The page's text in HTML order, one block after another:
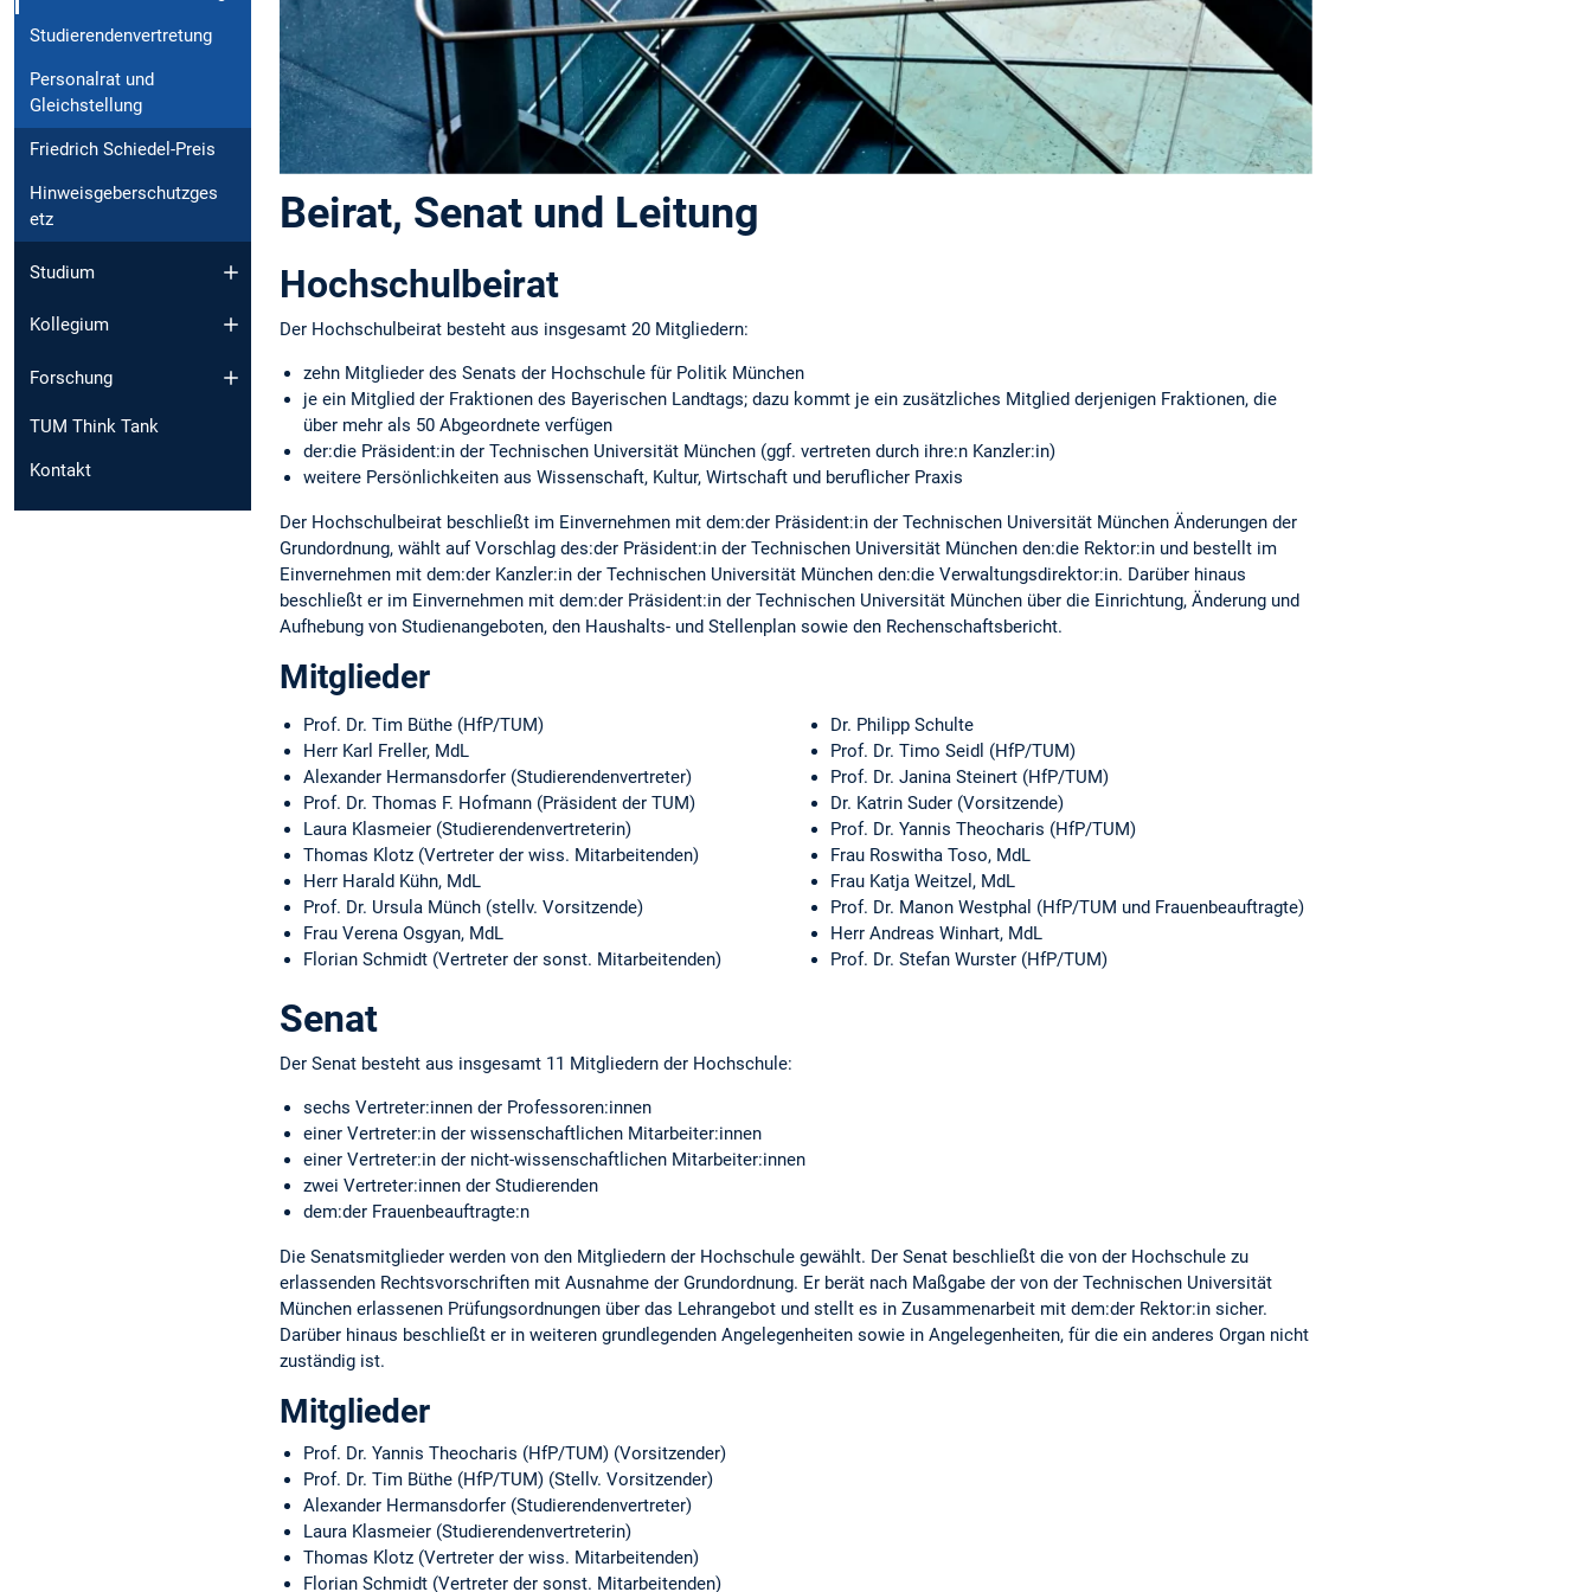
Studierendenvertretung
Personalrat und
Gleichstellung
Friedrich Schiedel-Preis
Hinweisgeberschutzges
etz
Studium
Kollegium
Forschung
TUM Think Tank
Kontakt
Beirat, Senat und Leitung
Hochschulbeirat
Der Hochschulbeirat besteht aus insgesamt 20 Mitgliedern:
zehn Mitglieder des Senats der Hochschule für Politik München
je ein Mitglied der Fraktionen des Bayerischen Landtags; dazu kommt je ein zusätzliches Mitglied derjenigen Fraktionen, die
über mehr als 50 Abgeordnete verfügen
der:die Präsident:in der Technischen Universität München (ggf. vertreten durch ihre:n Kanzler:in)
weitere Persönlichkeiten aus Wissenschaft, Kultur, Wirtschaft und beruflicher Praxis
Der Hochschulbeirat beschließt im Einvernehmen mit dem:der Präsident:in der Technischen Universität München Änderungen der
Grundordnung, wählt auf Vorschlag des:der Präsident:in der Technischen Universität München den:die Rektor:in und bestellt im
Einvernehmen mit dem:der Kanzler:in der Technischen Universität München den:die Verwaltungsdirektor:in. Darüber hinaus
beschließt er im Einvernehmen mit dem:der Präsident:in der Technischen Universität München über die Einrichtung, Änderung und
Aufhebung von Studienangeboten, den Haushalts- und Stellenplan sowie den Rechenschaftsbericht.
Mitglieder
Prof. Dr. Tim Büthe (HfP/TUM)
Herr Karl Freller, MdL
Alexander Hermansdorfer (Studierendenvertreter)
Prof. Dr. Thomas F. Hofmann (Präsident der TUM)
Laura Klasmeier (Studierendenvertreterin)
Thomas Klotz (Vertreter der wiss. Mitarbeitenden)
Herr Harald Kühn, MdL
Prof. Dr. Ursula Münch (stellv. Vorsitzende)
Frau Verena Osgyan, MdL
Florian Schmidt (Vertreter der sonst. Mitarbeitenden)
Dr. Philipp Schulte
Prof. Dr. Timo Seidl (HfP/TUM)
Prof. Dr. Janina Steinert (HfP/TUM)
Dr. Katrin Suder (Vorsitzende)
Prof. Dr. Yannis Theocharis (HfP/TUM)
Frau Roswitha Toso, MdL
Frau Katja Weitzel, MdL
Prof. Dr. Manon Westphal (HfP/TUM und Frauenbeauftragte)
Herr Andreas Winhart, MdL
Prof. Dr. Stefan Wurster (HfP/TUM)
Senat
Der Senat besteht aus insgesamt 11 Mitgliedern der Hochschule:
sechs Vertreter:innen der Professoren:innen
einer Vertreter:in der wissenschaftlichen Mitarbeiter:innen
einer Vertreter:in der nicht-wissenschaftlichen Mitarbeiter:innen
zwei Vertreter:innen der Studierenden
dem:der Frauenbeauftragte:n
Die Senatsmitglieder werden von den Mitgliedern der Hochschule gewählt. Der Senat beschließt die von der Hochschule zu
erlassenden Rechtsvorschriften mit Ausnahme der Grundordnung. Er berät nach Maßgabe der von der Technischen Universität
München erlassenen Prüfungsordnungen über das Lehrangebot und stellt es in Zusammenarbeit mit dem:der Rektor:in sicher.
Darüber hinaus beschließt er in weiteren grundlegenden Angelegenheiten sowie in Angelegenheiten, für die ein anderes Organ nicht
zuständig ist.
Mitglieder
Prof. Dr. Yannis Theocharis (HfP/TUM) (Vorsitzender)
Prof. Dr. Tim Büthe (HfP/TUM) (Stellv. Vorsitzender)
Alexander Hermansdorfer (Studierendenvertreter)
Laura Klasmeier (Studierendenvertreterin)
Thomas Klotz (Vertreter der wiss. Mitarbeitenden)
Florian Schmidt (Vertreter der sonst. Mitarbeitenden)